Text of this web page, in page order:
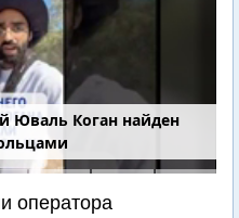
Юваль Коган найден
оператора